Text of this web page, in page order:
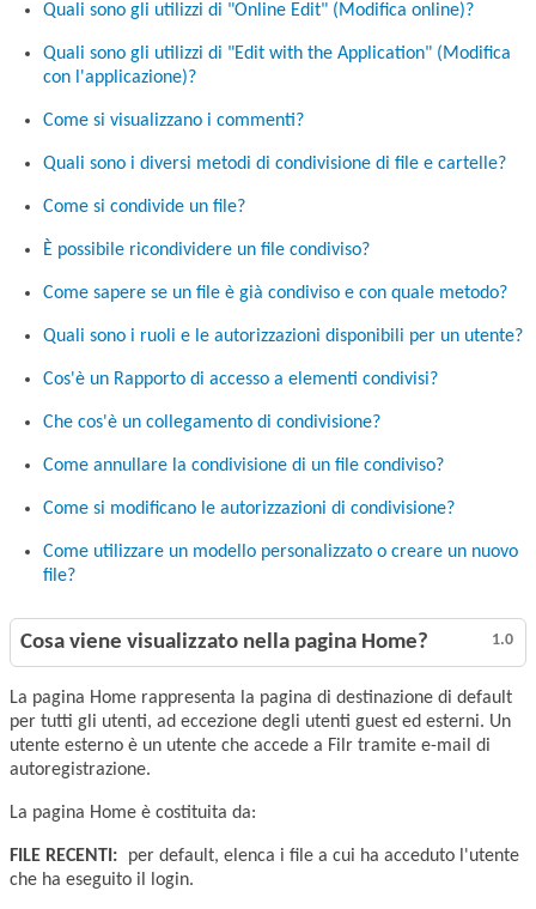
Quali sono gli utilizzi di "Online Edit" (Modifica online)?
Quali sono gli utilizzi di "Edit with the Application" (Modifica
con l'applicazione)?
Come si visualizzano i commenti?
Quali sono i diversi metodi di condivisione di file e cartelle?
Come si condivide un file?
È possibile ricondividere un file condiviso?
Come sapere se un file è già condiviso e con quale metodo?
Quali sono i ruoli e le autorizzazioni disponibili per un utente?
Cos'è un Rapporto di accesso a elementi condivisi?
Che cos'è un collegamento di condivisione?
Come annullare la condivisione di un file condiviso?
Come si modificano le autorizzazioni di condivisione?
Come utilizzare un modello personalizzato o creare un nuovo
file?
1.0
Cosa viene visualizzato nella pagina Home?
La pagina Home rappresenta la pagina di destinazione di default
per tutti gli utenti, ad eccezione degli utenti guest ed esterni. Un
utente esterno è un utente che accede a Filr tramite e-mail di
autoregistrazione.
La pagina Home è costituita da:
FILE RECENTI:
per default, elenca i file a cui ha acceduto l'utente
che ha eseguito il login.